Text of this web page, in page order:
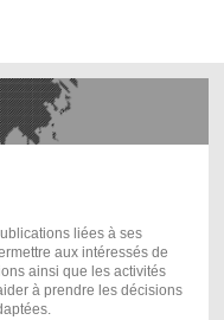
liées à ses
aux intéressés de
ainsi que les activités
à prendre les décisions